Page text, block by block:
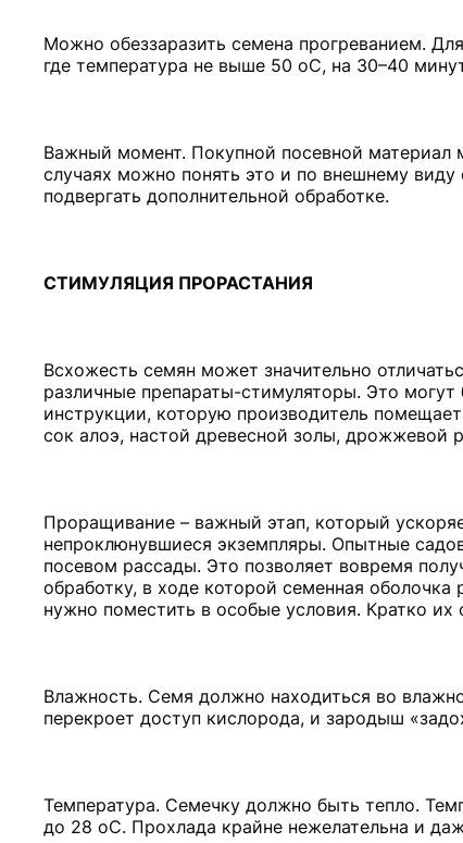
Можно обеззаразить семена прогреванием.
где температура не выше 50 оС, на 30–40
Важный момент. Покупной посевной материал
случаях можно понять это и по внешнему
подвергать дополнительной обработке.
СТИМУЛЯЦИЯ ПРОРАСТАНИЯ
Всхожесть семян может значительно
различные препараты-стимуляторы. Это
инструкции, которую производитель
сок алоэ, настой древесной золы, дрожжевой
Проращивание – важный этап, который
непроклюнувшиеся экземпляры. Опытные
посевом рассады. Это позволяет вовремя
обработку, в ходе которой семенная
нужно поместить в особые условия. Кратко их
Влажность. Семя должно находиться во
перекроет доступ кислорода, и зародыш
Температура. Семечку должно быть тепло.
до 28 оС. Прохлада крайне нежелательна и